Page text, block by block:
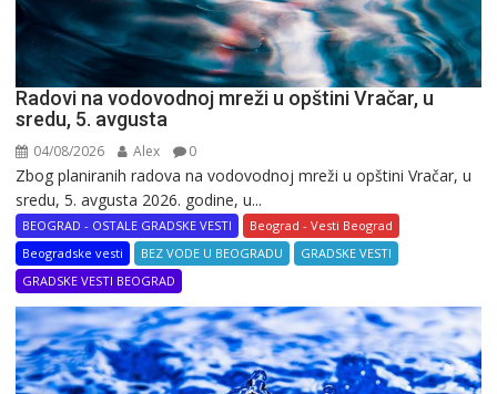
Radovi na vodovodnoj mreži u opštini Vračar, u
sredu, 5. avgusta
04/08/2026 Alex 0
Zbog planiranih radova na vodovodnoj mreži u opštini Vračar, u
sredu, 5. avgusta 2026. godine, u...
BEOGRAD - OSTALE GRADSKE VESTI
Beograd - Vesti Beograd
Beogradske vesti
BEZ VODE U BEOGRADU
GRADSKE VESTI
GRADSKE VESTI BEOGRAD